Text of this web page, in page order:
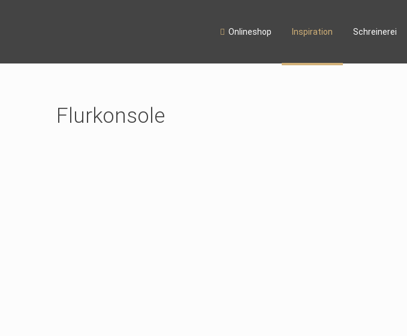
Onlineshop Inspiration Schreinerei
Flurkonsole